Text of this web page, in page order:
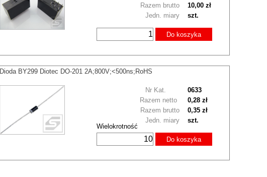
Razem brutto 10,00 zł
Jedn. miary szt.
Do koszyka
Dioda BY299 Diotec DO-201 2A;800V;<500ns;RoHS
Wielokrotność
Nr Kat. 0633
Razem brutto 0,35 zł
Razem netto 0,28 zł
Jedn. miary szt.
Do koszyka